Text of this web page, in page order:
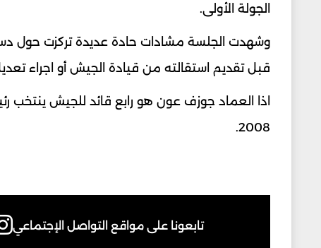
الجولة الأولى.
وشهدت الجلسة مشادات حادة عديدة تركزت حول
قبل تقديم استقالته من قيادة الجيش أو اجراء
2008.
تابعونا على مواقع التواصل الإجتماعي